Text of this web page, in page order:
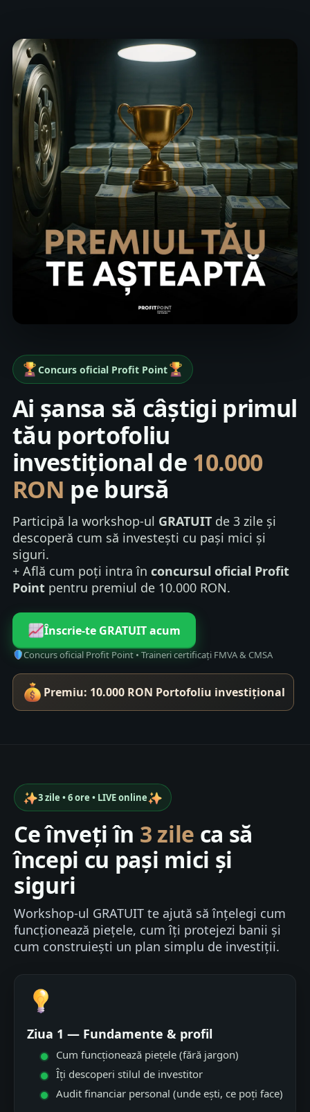
Concurs oficial Profit Point
Ai șansa să câștigi primul
tău portofoliu
investițional de 10.000
RON pe bursă
Participă la workshop-ul GRATUIT de 3 zile și
descoperă cum să investești cu pași mici și
siguri.
+ Află cum poți intra în concursul oficial Profit
Point pentru premiul de 10.000 RON.
Înscrie-te GRATUIT acum
Concurs oficial Profit Point • Traineri certificați FMVA & CMSA
Premiu: 10.000 RON Portofoliu investițional
3 zile • 6 ore • LIVE online
Ce înveți în 3 zile ca să
începi cu pași mici și
siguri
Workshop-ul GRATUIT te ajută să înțelegi cum
funcționează piețele, cum îți protejezi banii și
cum construiești un plan simplu de investiții.
Ziua 1 — Fundamente & profil
Cum funcționează piețele (fără jargon)
Îți descoperi stilul de investitor
Audit financiar personal (unde ești, ce poți face)